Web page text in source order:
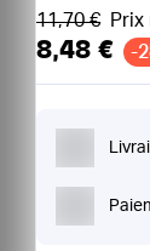
Ancien prix
11,70 €
8,48 € -